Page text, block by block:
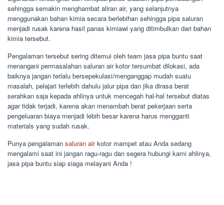
sehingga semakin menghambat aliran air, yang selanjutnya
menggunakan bahan kimia secara berlebihan sehingga pipa saluran
menjadi rusak karena hasil panas kimiawi yang ditimbulkan dari bahan
kimia tersebut.
Pengalaman tersebut sering ditemui oleh team jasa pipa buntu saat
menangani permasalahan saluran air kotor tersumbat dilokasi, ada
baiknya jangan terlalu bersepekulasi/menganggap mudah suatu
masalah, pelajari terlebih dahulu jalur pipa dan jika dirasa berat
serahkan saja kepada ahlinya untuk mencegah hal-hal tersebut diatas
agar tidak terjadi, karena akan menambah berat pekerjaan serta
pengeluaran biaya menjadi lebih besar karena harus mengganti
materials yang sudah rusak.
Punya pengalaman saluran airkotor mampet atau Anda sedang
mengalami saat ini jangan ragu-ragu dan segera hubungi kami ahlinya,
jasa pipa buntu siap siaga melayani Anda !